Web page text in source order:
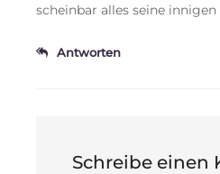
scheinbar alles seine innigen
Antworten
Schreibe einen